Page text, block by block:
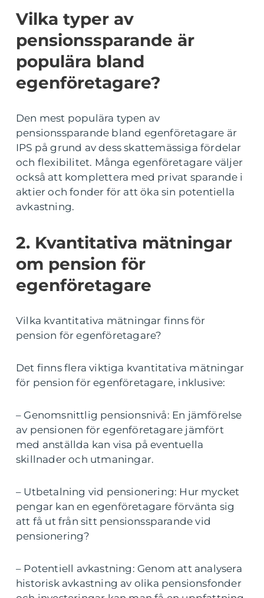
Vilka typer av
pensionssparande är
populära bland
egenföretagare?
Den mest populära typen av
pensionssparande bland egenföretagare är
IPS på grund av dess skattemässiga fördelar
och flexibilitet. Många egenföretagare väljer
också att komplettera med privat sparande i
aktier och fonder för att öka sin potentiella
avkastning.
2. Kvantitativa mätningar
om pension för
egenföretagare
Vilka kvantitativa mätningar finns för
pension för egenföretagare?
Det finns flera viktiga kvantitativa mätningar
för pension för egenföretagare, inklusive:
– Genomsnittlig pensionsnivå: En jämförelse
av pensionen för egenföretagare jämfört
med anställda kan visa på eventuella
skillnader och utmaningar.
– Utbetalning vid pensionering: Hur mycket
pengar kan en egenföretagare förvänta sig
att få ut från sitt pensionssparande vid
pensionering?
– Potentiell avkastning: Genom att analysera
historisk avkastning av olika pensionsfonder